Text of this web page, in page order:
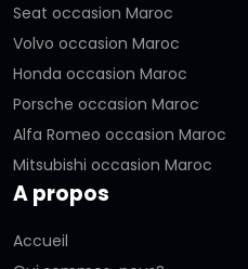
Seat occasion Maroc
Volvo occasion Maroc
Honda occasion Maroc
Porsche occasion Maroc
Alfa Romeo occasion Maroc
Mitsubishi occasion Maroc
A propos
Accueil